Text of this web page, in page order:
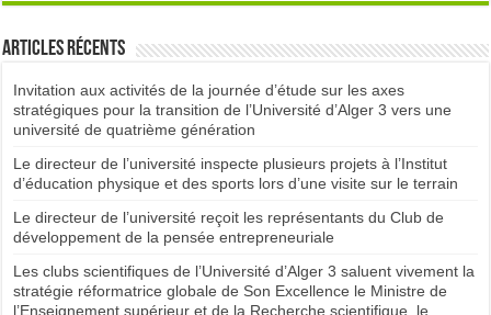
Articles récents
Invitation aux activités de la journée d’étude sur les axes
stratégiques pour la transition de l’Université d’Alger 3 vers une
université de quatrième génération
Le directeur de l’université inspecte plusieurs projets à l’Institut
d’éducation physique et des sports lors d’une visite sur le terrain
Le directeur de l’université reçoit les représentants du Club de
développement de la pensée entrepreneuriale
Les clubs scientifiques de l’Université d’Alger 3 saluent vivement la
stratégie réformatrice globale de Son Excellence le Ministre de
l’Enseignement supérieur et de la Recherche scientifique, le